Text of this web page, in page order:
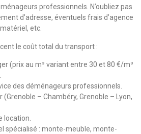
professionnels. N’oubliez pas
d’adresse, éventuels frais d’agence
etc.
le coût total du transport :
(prix au m³ variant entre 30 et 80 €/m³
des déménageurs professionnels.
(Grenoble – Chambéry, Grenoble – Lyon,
location.
spécialisé : monte-meuble, monte-